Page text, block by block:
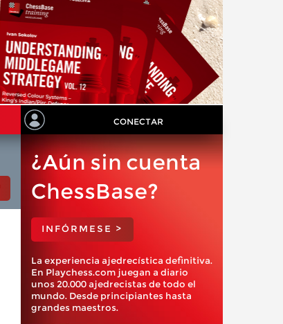
CONECTAR
¿Aún sin cuenta
ChessBase?
INFÓRMESE >
La experiencia ajedrecística definitiva.
En Playchess.com juegan a diario
unos 20.000 ajedrecistas de todo el
mundo. Desde principiantes hasta
grandes maestros.